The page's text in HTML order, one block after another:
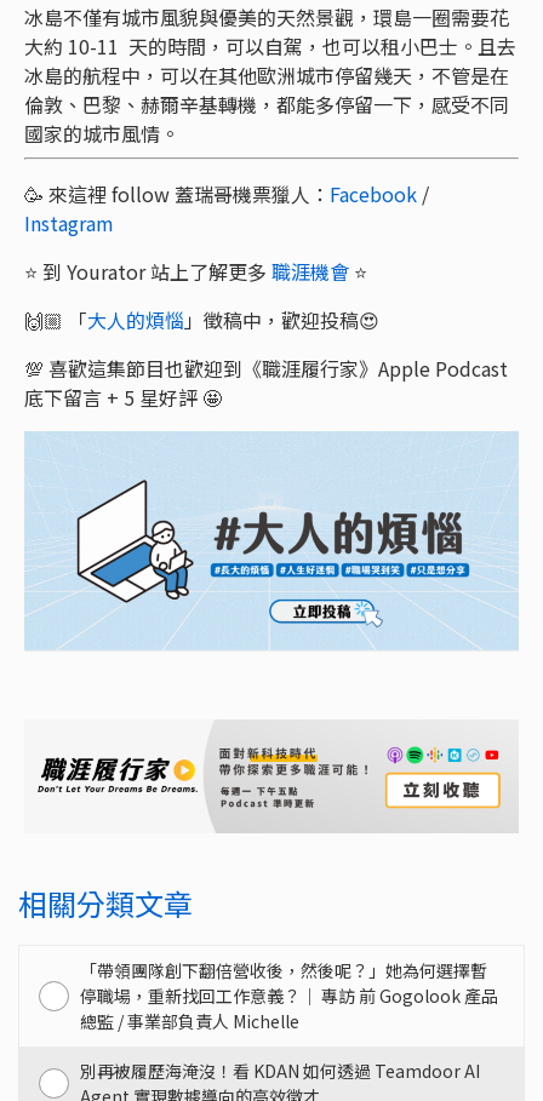
冰島不僅有城市風貌與優美的天然景觀，環島一圈需要花
大約 10-11 天的時間，可以自駕，也可以租小巴士。且去
冰島的航程中，可以在其他歐洲城市停留幾天，不管是在
倫敦、巴黎、赫爾辛基轉機，都能多停留一下，感受不同
國家的城市風情。
🥳 來這裡 follow 蓋瑞哥機票獵人： Facebook /
Instagram
⭐️ 到 Yourator 站上了解更多 職涯機會 ⭐️
🙌🏼 「大人的煩惱 」徵稿中，歡迎投稿😍
💯 喜歡這集節目也歡迎到《職涯履行家》Apple Podcast
底下留言 + 5 星好評 🤩
相關分類文章
「帶領團隊創下翻倍營收後，然後呢？」她為何選擇暫
停職場，重新找回工作意義？｜ 專訪 前 Gogolook 產品
總監 / 事業部負責人 Michelle
別再被履歷海淹沒！看 KDAN 如何透過 Teamdoor AI
Agent 實現數據導向的高效徵才